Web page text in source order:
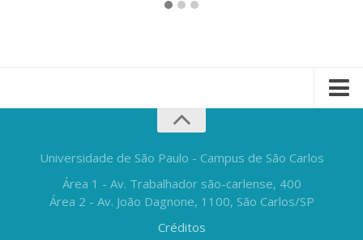
Universidade de São Paulo - Campus de São Carlos
Área 1 - Av. Trabalhador são-carlense, 400
Área 2 - Av. João Dagnone, 1100, São Carlos/SP
Créditos